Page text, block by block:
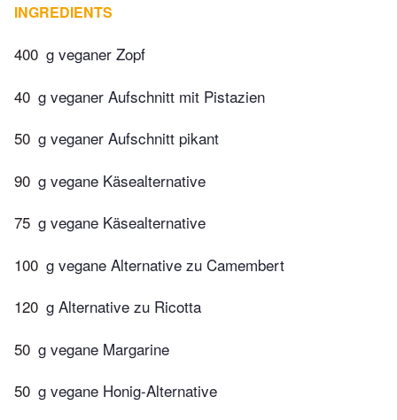
INGREDIENTS
400 g veganer Zopf
40 g veganer Aufschnitt mit Pistazien
50 g veganer Aufschnitt pikant
90 g vegane Käsealternative
75 g vegane Käsealternative
100 g vegane Alternative zu Camembert
120 g Alternative zu Ricotta
50 g vegane Margarine
50 g vegane Honig-Alternative